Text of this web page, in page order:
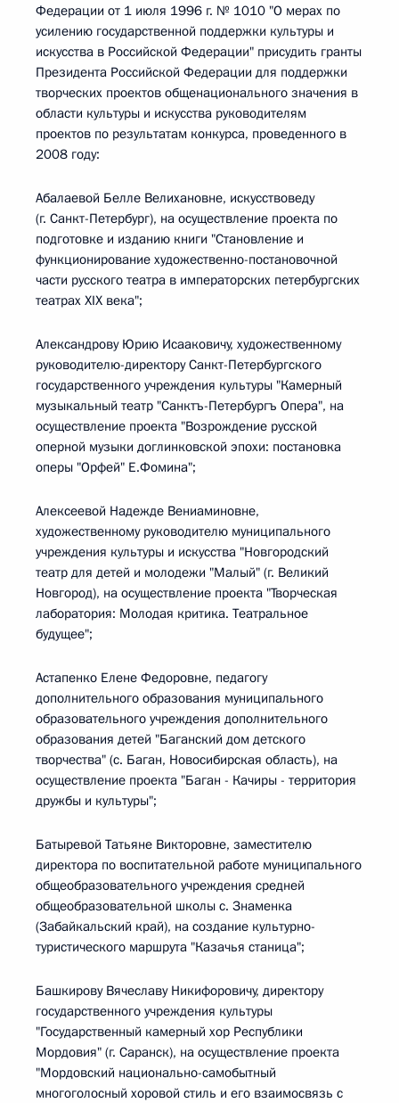
Федерации от 1 июля 1996 г. № 1010 "О мерах по
усилению государственной поддержки культуры и
искусства в Российской Федерации" присудить гранты
Президента Российской Федерации для поддержки
творческих проектов общенационального значения в
области культуры и искусства руководителям
проектов по результатам конкурса, проведенного в
2008 году:
Абалаевой Белле Велихановне, искусствоведу
(г. Санкт-Петербург), на осуществление проекта по
подготовке и изданию книги "Становление и
функционирование художественно-постановочной
части русского театра в императорских петербургских
театрах XIX века";
Александрову Юрию Исааковичу, художественному
руководителю-директору Санкт-Петербургского
государственного учреждения культуры "Камерный
музыкальный театр "Санктъ-Петербургъ Опера", на
осуществление проекта "Возрождение русской
оперной музыки доглинковской эпохи: постановка
оперы "Орфей" Е.Фомина";
Алексеевой Надежде Вениаминовне,
художественному руководителю муниципального
учреждения культуры и искусства "Новгородский
театр для детей и молодежи "Малый" (г. Великий
Новгород), на осуществление проекта "Творческая
лаборатория: Молодая критика. Театральное
будущее";
Астапенко Елене Федоровне, педагогу
дополнительного образования муниципального
образовательного учреждения дополнительного
образования детей "Баганский дом детского
творчества" (с. Баган, Новосибирская область), на
осуществление проекта "Баган - Качиры - территория
дружбы и культуры";
Батыревой Татьяне Викторовне, заместителю
директора по воспитательной работе муниципального
общеобразовательного учреждения средней
общеобразовательной школы с. Знаменка
(Забайкальский край), на создание культурно-
туристического маршрута "Казачья станица";
Башкирову Вячеславу Никифоровичу, директору
государственного учреждения культуры
"Государственный камерный хор Республики
Мордовия" (г. Саранск), на осуществление проекта
"Мордовский национально-самобытный
многоголосный хоровой стиль и его взаимосвязь с